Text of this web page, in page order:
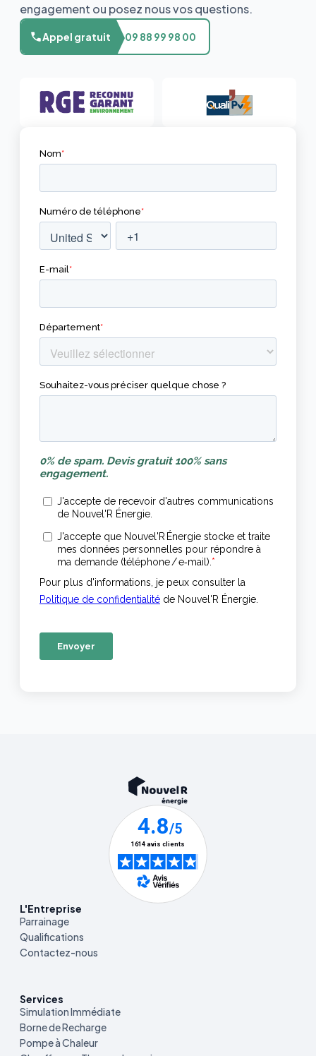
engagement ou posez nous vos questions.
Appel gratuit 09 88 99 98 00
L'Entreprise
Parrainage
Qualifications
Contactez-nous
Services
Simulation Immédiate
Borne de Recharge
Pompe à Chaleur